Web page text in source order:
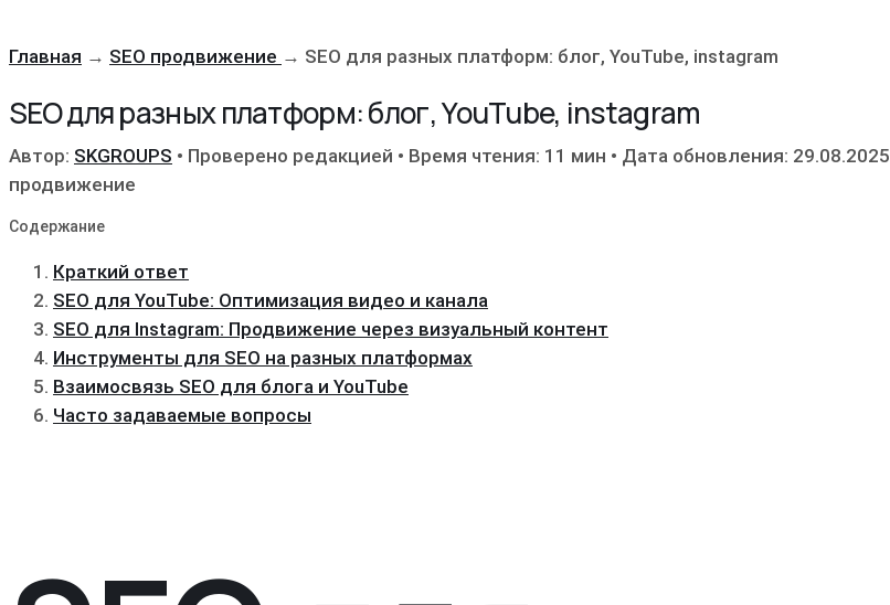
Главная → SEO продвижение → SEO для разных платформ: блог, YouTube, instagram
SEO для разных платформ: блог, YouTube, instagram
Автор: SKGROUPS • Проверено редакцией • Время чтения: 11 мин • Дата обновления: 29.08.2025
продвижение
Содержание
Краткий ответ
SEO для YouTube: Оптимизация видео и канала
SEO для Instagram: Продвижение через визуальный контент
Инструменты для SEO на разных платформах
Взаимосвязь SEO для блога и YouTube
Часто задаваемые вопросы